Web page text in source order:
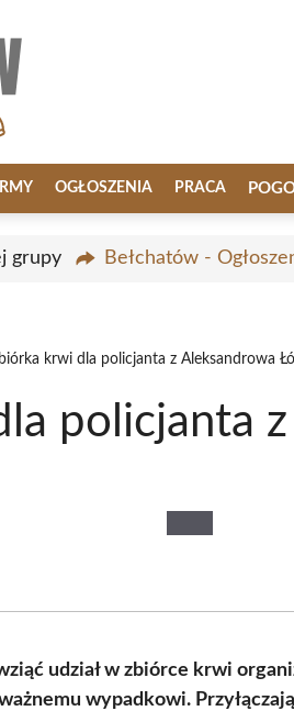
OGŁOSZENIA PRACA
grupy Bełchatów -
krwi dla policjanta z Aleksandrowa
policjanta
udział w zbiórce krwi
wypadkowi.